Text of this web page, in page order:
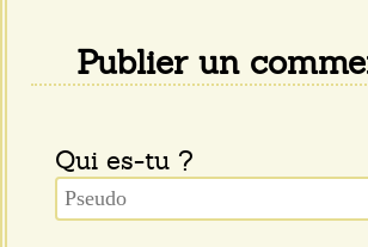
Publier un
Qui es-tu ?